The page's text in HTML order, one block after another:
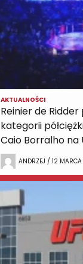
AKTUALNOŚCI
Reinier de
kategorii
Caio Borralho na
ANDRZEJ / 12